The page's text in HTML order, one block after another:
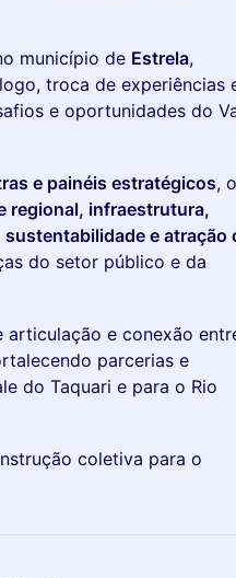
município de Estrela,
troca de experiências
e oportunidades do
e painéis estratégicos, o
regional, infraestrutura,
e atração
do setor público e da
articulação e conexão
parcerias e
do Taquari e para o Rio
coletiva para o